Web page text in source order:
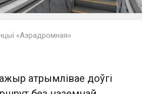
«Аэрадромная»
атрымлівае доўгі